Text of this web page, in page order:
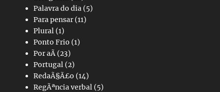
Palavra do dia (5)
Para pensar(11)
Plural (1)
Ponto Frio (1)
Por aÃ­ (23)
Portugal (2)
RedaÃ§Ã£o (14)
RegÃªncia verbal (5)